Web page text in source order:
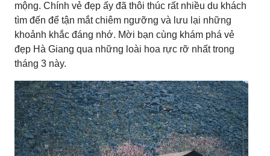
mộng. Chính vẻ đẹp ấy đã thôi thúc rất nhiều du khách
tìm đến để tận mắt chiêm ngưỡng và lưu lại những
khoảnh khắc đáng nhớ. Mời bạn cùng khám phá vẻ
đẹp Hà Giang qua những loài hoa rực rỡ nhất trong
tháng 3 này.